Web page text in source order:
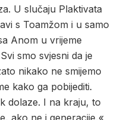
U slučaju Plaktivata
s Toamžom i u samo
Anom u vrijeme
smo svjesni da je
nikako ne smijemo
kako ga pobijediti.
dolaze. I na kraju, to
ako ne i generacije,«